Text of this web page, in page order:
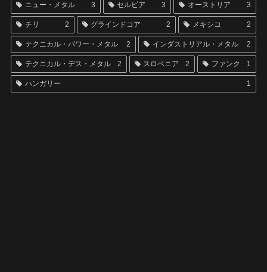
ニュー・メタル 3 セルビア 3 オーストリア 3
チリ 2 グラインドコア 2 メキシコ 2
テクニカル・パワー・メタル 2 インダストリアル・メタル 2
テクニカル・デス・メタル 2 スロベニア 2 ファンク 1
ハンガリー 1